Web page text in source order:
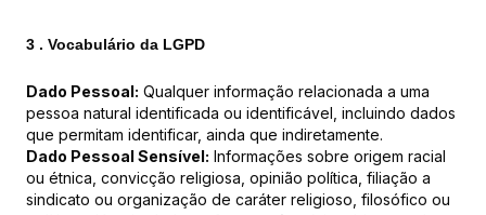
3 . Vocabulário da LGPD
Dado Pessoal: Qualquer informação relacionada a uma
pessoa natural identificada ou identificável, incluindo dados
que permitam identificar, ainda que indiretamente.
Dado Pessoal Sensível: Informações sobre origem racial
ou étnica, convicção religiosa, opinião política, filiação a
sindicato ou organização de caráter religioso, filosófico ou